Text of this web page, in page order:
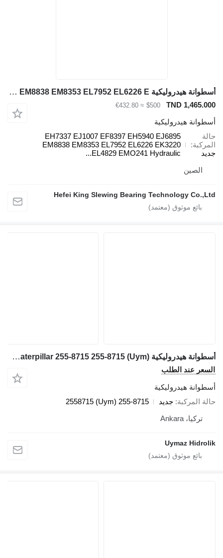
أسطوانة هيدروليكية Komatsu EH7337 EJ1007 EF8397 EH5940 EJ6895 EM8838 EM8353 EL7952 EL6226 E لـ حفارة Komatsu HD785-7 730E 830E 930E
TND 1,465.000
$500
≈ €432.80
أسطوانة هيدروليكية
حالة
المركبة
جديد
EH7337 EJ1007 EF8397 EH5940 EJ6895
EM8838 EM8353 EL7952 EL6226 EK3220
EL4829 EMO241 Hydraulic...
الصين
Hefei King Slewing Bearing Technology Co.,Ltd
أسطوانة هيدروليكية Caterpillar 255-8715 255-8715 (Uym) لـ Caterpillar 140M
السعر عند الطلب
أسطوانة هيدروليكية
حالة المركبة جديد
255-8715 (Uym) 2558715
تركيا، Ankara
Uymaz Hidrolik